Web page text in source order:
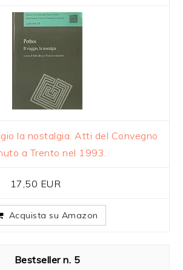
la nostalgia. Atti del Convegno
a Trento nel 1993.
17,50 EUR
Acquista su Amazon
5